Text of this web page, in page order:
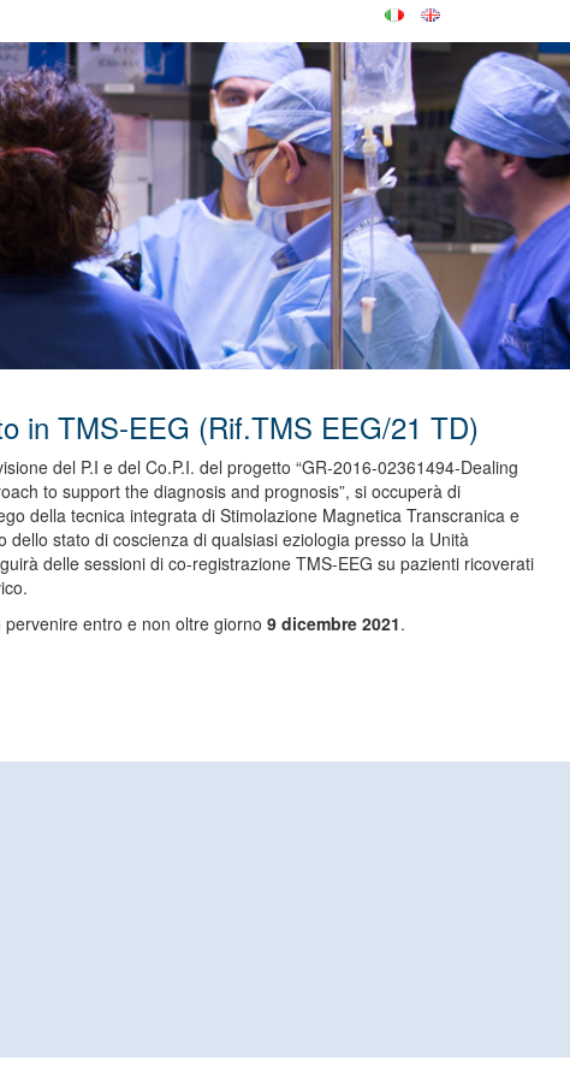
in TMS-EEG (Rif.TMS EEG/21 TD)
del P.I e del Co.P.I. del progetto “GR-2016-02361494-Dealing
to support the diagnosis and prognosis”, si occuperà di
della tecnica integrata di Stimolazione Magnetica Transcranica e
stato di coscienza di qualsiasi eziologia presso la Unità
delle sessioni di co-registrazione TMS-EEG su pazienti ricoverati
entro e non oltre giorno 9 dicembre 2021.